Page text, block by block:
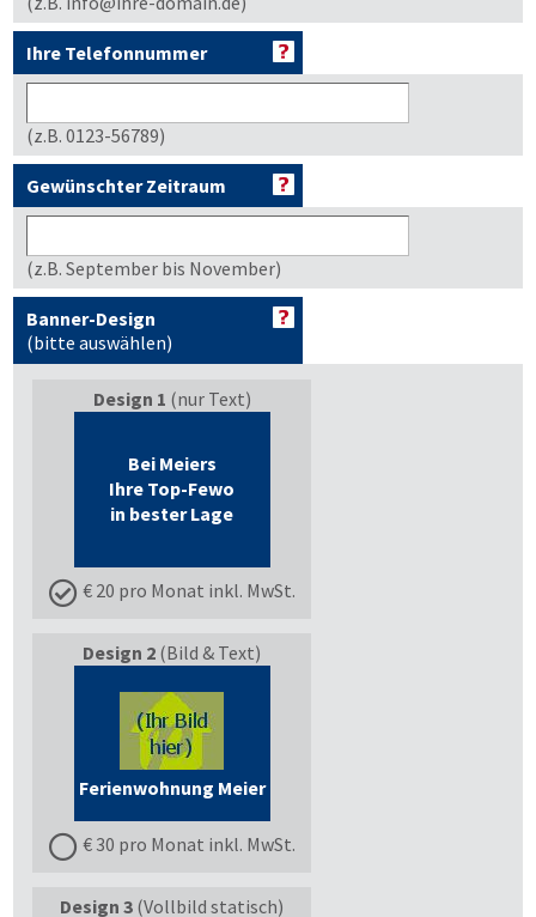
Ihre Telefonnummer
(z.B. 0123-56789)
Gewünschter Zeitraum
(z.B. September bis November)
Banner-Design
(bitte auswählen)
Design 1 (nur Text)
Bei Meiers
Ihre Top-Fewo
in bester Lage
€ 20 pro Monat inkl. MwSt.
Design 2 (Bild & Text)
Ferienwohnung Meier
€ 30 pro Monat inkl. MwSt.
Design 3 (Vollbild statisch)